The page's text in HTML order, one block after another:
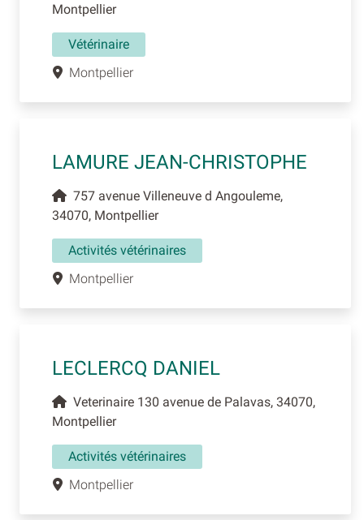
Montpellier
Vétérinaire
Montpellier
LAMURE JEAN-CHRISTOPHE
757 avenue Villeneuve d Angouleme,
34070, Montpellier
Activités vétérinaires
Montpellier
LECLERCQ DANIEL
Veterinaire 130 avenue de Palavas, 34070,
Montpellier
Activités vétérinaires
Montpellier